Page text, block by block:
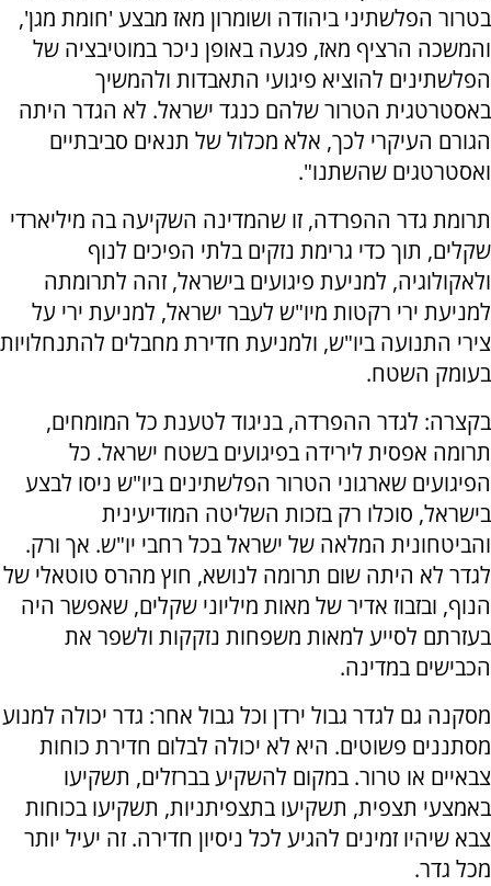
בטרור הפלשתיני ביהודה ושומרון מאז מבצע 'חומת מגן',
והמשכה הרציף מאז, פגעה באופן ניכר במוטיבציה של
הפלשתינים להוציא פיגועי התאבדות ולהמשיך
באסטרטגית הטרור שלהם כנגד ישראל. לא הגדר היתה
הגורם העיקרי לכך, אלא מכלול של תנאים סביבתיים
ואסטרטגים שהשתנו".
תרומת גדר ההפרדה, זו שהמדינה השקיעה בה מיליארדי
שקלים, תוך כדי גרימת נזקים בלתי הפיכים לנוף
ולאקולוגיה, למניעת פיגועים בישראל, זהה לתרומתה
למניעת ירי רקטות מיו"ש לעבר ישראל, למניעת ירי על
צירי התנועה ביו"ש, ולמניעת חדירת מחבלים להתנחלויות
בעומק השטח.
בקצרה: לגדר ההפרדה, בניגוד לטענת כל המומחים,
תרומה אפסית לירידה בפיגועים בשטח ישראל. כל
הפיגועים שארגוני הטרור הפלשתינים ביו"ש ניסו לבצע
בישראל, סוכלו רק בזכות השליטה המודיעינית
והביטחונית המלאה של ישראל בכל רחבי יו"ש. אך ורק.
לגדר לא היתה שום תרומה לנושא, חוץ מהרס טוטאלי של
הנוף, ובזבוז אדיר של מאות מיליוני שקלים, שאפשר היה
בעזרתם לסייע למאות משפחות נזקקות ולשפר את
הכבישים במדינה.
מסקנה גם לגדר גבול ירדן וכל גבול אחר: גדר יכולה למנוע
מסתננים פשוטים. היא לא יכולה לבלום חדירת כוחות
צבאיים או טרור. במקום להשקיע בברזלים, תשקיעו
באמצעי תצפית, תשקיעו בתצפיתניות, תשקיעו בכוחות
צבא שיהיו זמינים להגיע לכל ניסיון חדירה. זה יעיל יותר
מכל גדר.